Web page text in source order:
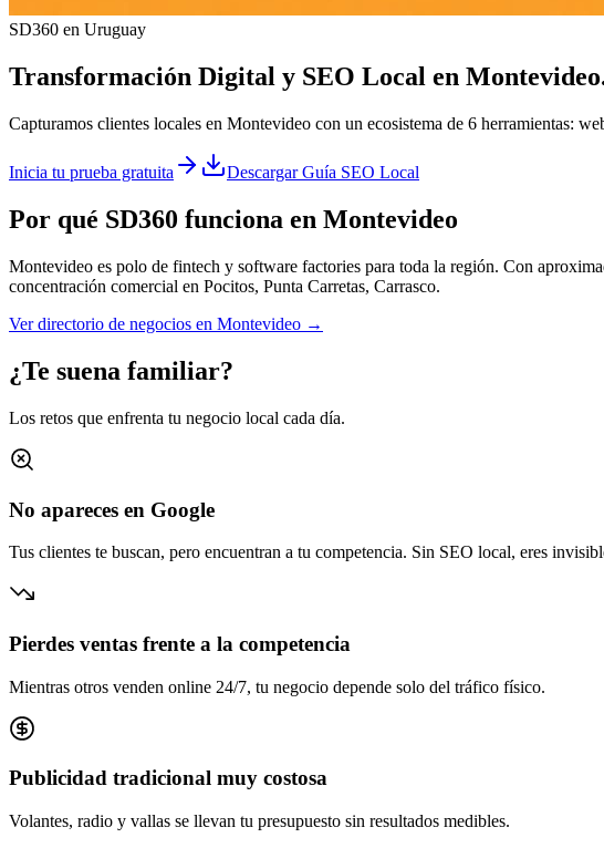
SD360 en Uruguay
Transformación Digital y SEO Local en Montevideo
Capturamos clientes locales en Montevideo con un ecosistema de 6 herramientas:
Inicia tu prueba gratuita Descargar Guía SEO Local
Por qué SD360 funciona en Montevideo
Montevideo es polo de fintech y software factories para toda la región. Con
concentración comercial en Pocitos, Punta Carretas, Carrasco.
Ver directorio de negocios en Montevideo →
¿Te suena familiar?
Los retos que enfrenta tu negocio local cada día.
No apareces en Google
Tus clientes te buscan, pero encuentran a tu competencia. Sin SEO local, eres
Pierdes ventas frente a la competencia
Mientras otros venden online 24/7, tu negocio depende solo del tráfico físico.
Publicidad tradicional muy costosa
Volantes, radio y vallas se llevan tu presupuesto sin resultados medibles.